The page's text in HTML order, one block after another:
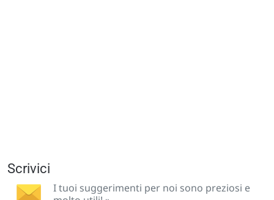
Scrivici
I tuoi suggerimenti per noi sono preziosi e